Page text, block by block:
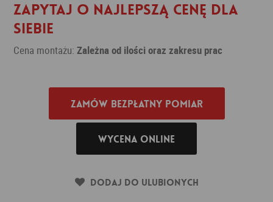
Zapytaj o najlepszą cenę dla
siebie
Cena montażu:Zależna od ilości oraz zakresu prac
Zamów bezpłatny pomiar
Wycena online
Dodaj do ulubionych